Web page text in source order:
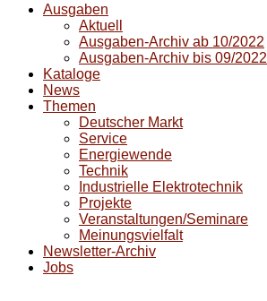
Ausgaben
Aktuell
Ausgaben-Archiv ab 10/2022
Ausgaben-Archiv bis 09/2022
Kataloge
News
Themen
Deutscher Markt
Service
Energiewende
Technik
Industrielle Elektrotechnik
Projekte
Veranstaltungen/Seminare
Meinungsvielfalt
Newsletter-Archiv
Jobs